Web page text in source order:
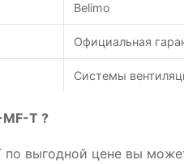
Belimo
Официальная
Системы
T ?
по выгодной цене вы